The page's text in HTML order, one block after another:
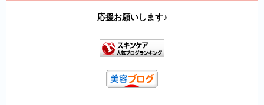
応援お願いします♪